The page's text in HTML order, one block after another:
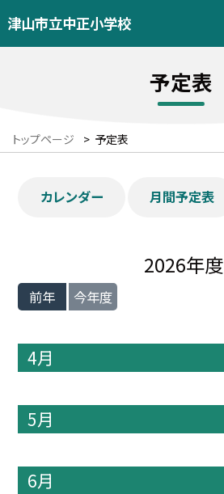
津山市立中正小学校
予定表
トップページ > 予定表
カレンダー 月間予定表
前年 今年度
2026年度
4月
5月
6月